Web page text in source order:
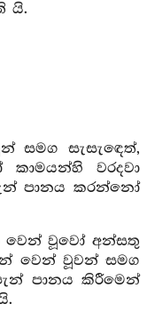
යි.
සමග සැසැඳෙත්,
වරදවා
පානය කරන්නෝ
වෙන් වූවෝ අන්සතු
වෙන් වූවන් සමග
පානය කිරීමෙන්